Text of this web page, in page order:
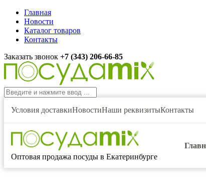
Главная
Новости
Каталог товаров
Контакты
Заказать звонок +7 (343) 206-66-85
Условия доставкиНовостиНаши реквизитыКонтакты
Оптовая продажа посуды в Екатеринбурге